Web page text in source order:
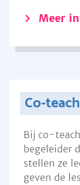
Meer
Co-
Bij co-
begeleider
stellen ze
geven de